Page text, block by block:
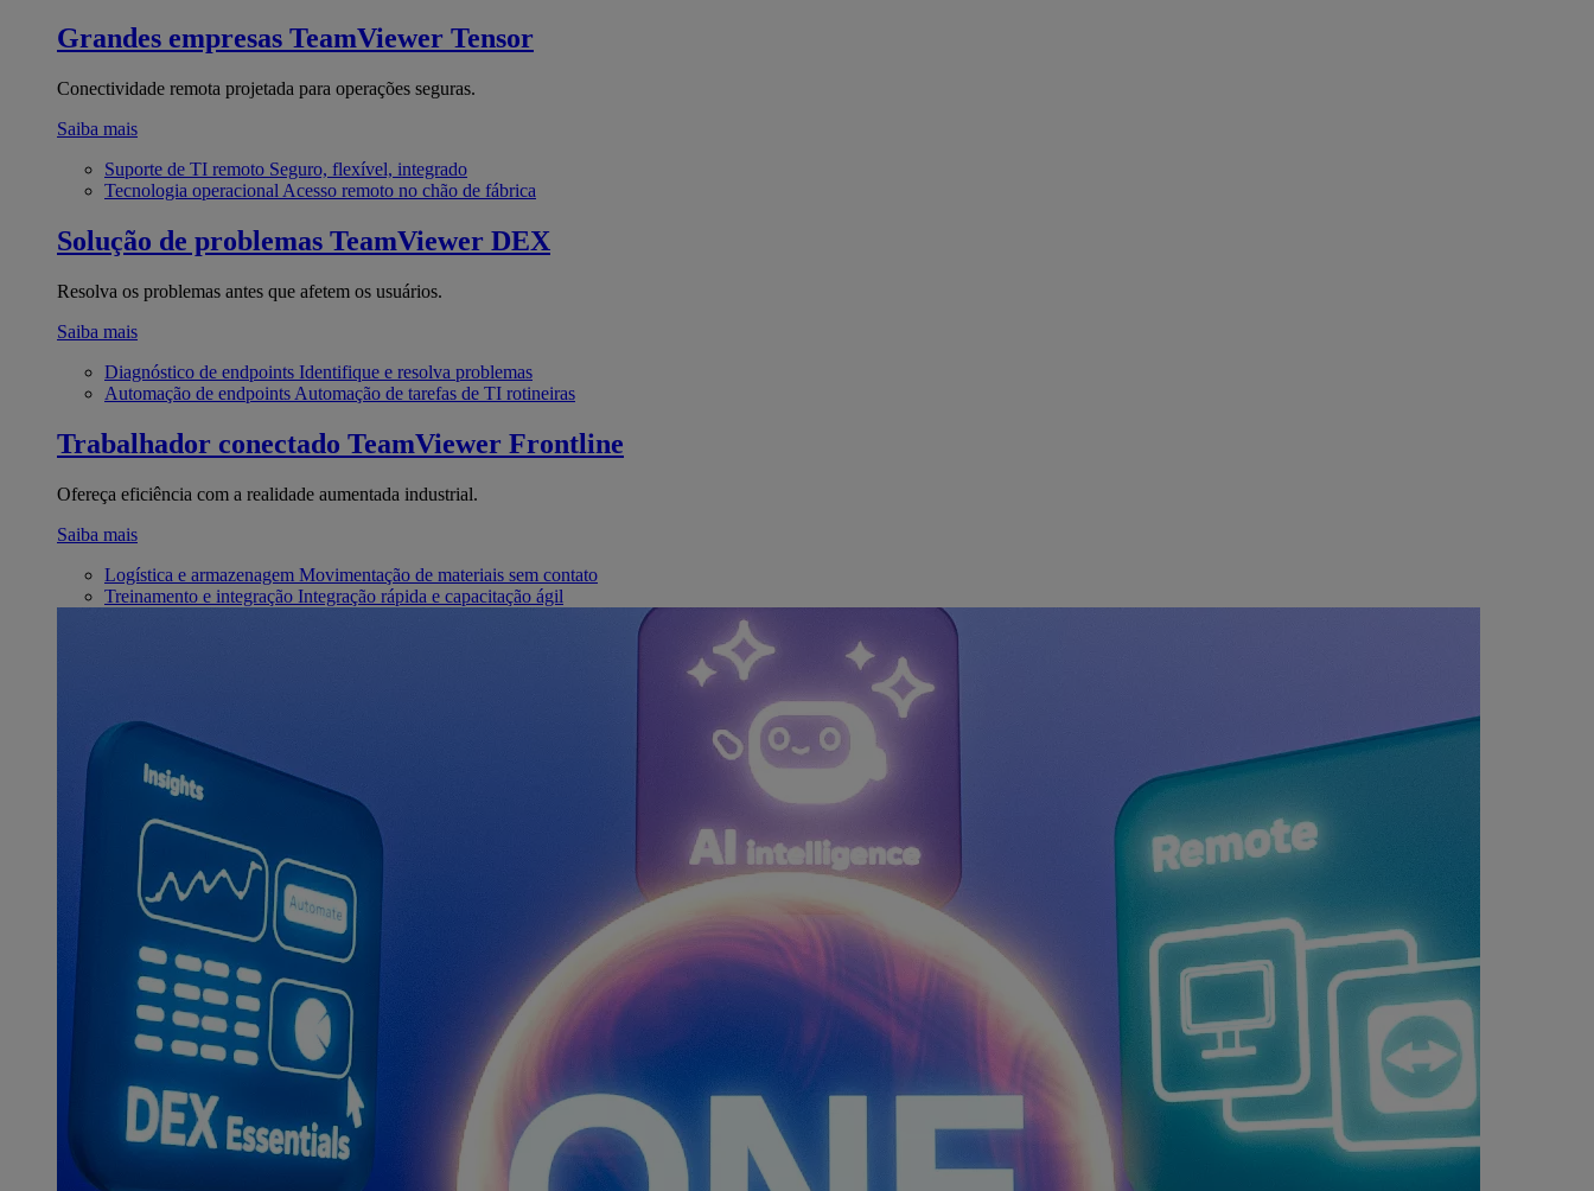
Grandes empresas TeamViewer Tensor
Conectividade remota projetada para operações seguras.
Saiba mais
Suporte de TI remoto Seguro, flexível, integrado
Tecnologia operacional Acesso remoto no chão de fábrica
Solução de problemas TeamViewer DEX
Resolva os problemas antes que afetem os usuários.
Saiba mais
Diagnóstico de endpoints Identifique e resolva problemas
Automação de endpoints Automação de tarefas de TI rotineiras
Trabalhador conectado TeamViewer Frontline
Ofereça eficiência com a realidade aumentada industrial.
Saiba mais
Logística e armazenagem Movimentação de materiais sem contato
Treinamento e integração Integração rápida e capacitação ágil